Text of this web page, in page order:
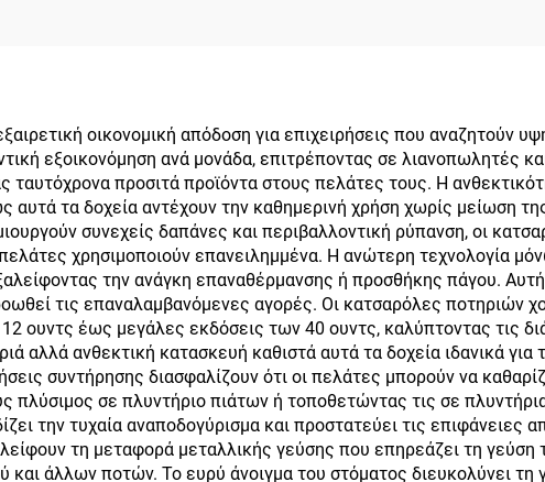
από
χάλυβα
μπομπίνα ταξιδίου από
ατσάλι με sublimation
οικονομική απόδοση για επιχειρήσεις που αναζητούν
εξοικονόμηση ανά μονάδα, επιτρέποντας σε λιανοπωλητές
ταυτόχρονα προσιτά προϊόντα στους πελάτες τους. Η
τα δοχεία αντέχουν την καθημερινή χρήση χωρίς μείωση
συνεχείς δαπάνες και περιβαλλοντική ρύπανση, οι
χρησιμοποιούν επανειλημμένα. Η ανώτερη τεχνολογία
την ανάγκη επαναθέρμανσης ή προσθήκης πάγου.
τις επαναλαμβανόμενες αγορές. Οι κατσαρόλες ποτηριών
ουντς έως μεγάλες εκδόσεις των 40 ουντς, καλύπτοντας τις
αλλά ανθεκτική κατασκευή καθιστά αυτά τα δοχεία ιδανικά για
συντήρησης διασφαλίζουν ότι οι πελάτες μπορούν να
σε πλυντήριο πιάτων ή τοποθετώντας τις σε
την τυχαία αναποδογύρισμα και προστατεύει τις επιφάνειες
τη μεταφορά μεταλλικής γεύσης που επηρεάζει τη
άλλων ποτών. Το ευρύ άνοιγμα του στόματος διευκολύνει τη